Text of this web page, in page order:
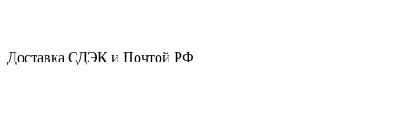
Доставка СДЭК и Почтой РФ